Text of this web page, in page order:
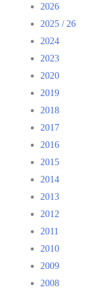
2026
2025 / 26
2024
2023
2020
2019
2018
2017
2016
2015
2014
2013
2012
2011
2010
2009
2008